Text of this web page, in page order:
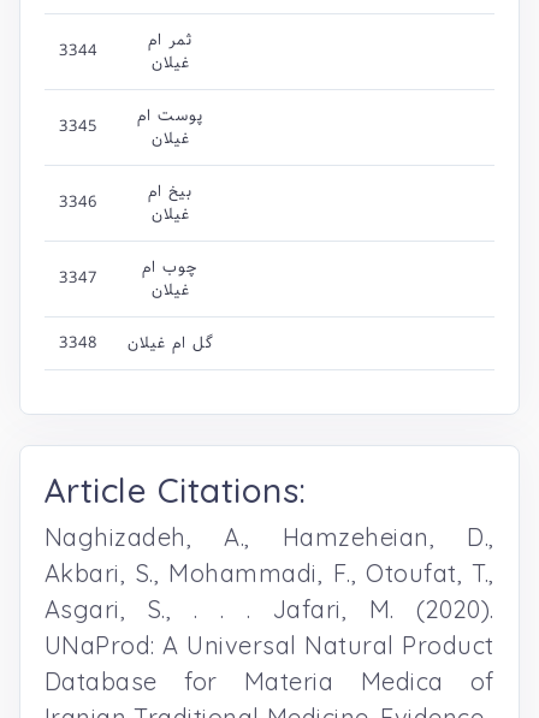
3344
ثمر ام
غیلان
3345
پوست ام
غیلان
3346
بیخ ام
غیلان
3347
چوب ام
غیلان
3348 گل ام غیلان
Article Citations:
Naghizadeh, A., Hamzeheian, D.,
Akbari, S., Mohammadi, F., Otoufat, T.,
Asgari, S., . . . Jafari, M. (2020).
UNaProd: A Universal Natural Product
Database for Materia Medica of